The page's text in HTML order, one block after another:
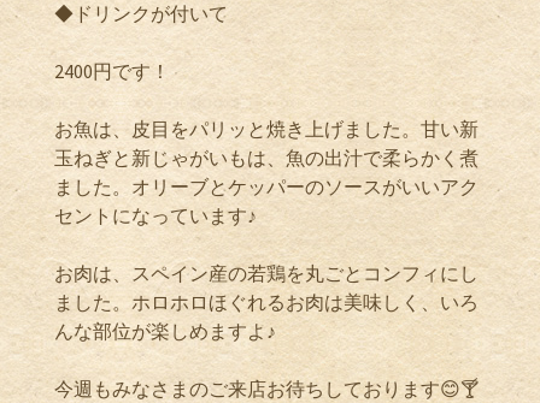
◆ドリンクが付いて
2400円です！
お魚は、皮目をパリッと焼き上げました。甘い新
玉ねぎと新じゃがいもは、魚の出汁で柔らかく煮
ました。オリーブとケッパーのソースがいいアク
セントになっています♪
お肉は、スペイン産の若鶏を丸ごとコンフィにし
ました。ホロホロほぐれるお肉は美味しく、いろ
んな部位が楽しめますよ♪
今週もみなさまのご来店お待ちしております😊🍸